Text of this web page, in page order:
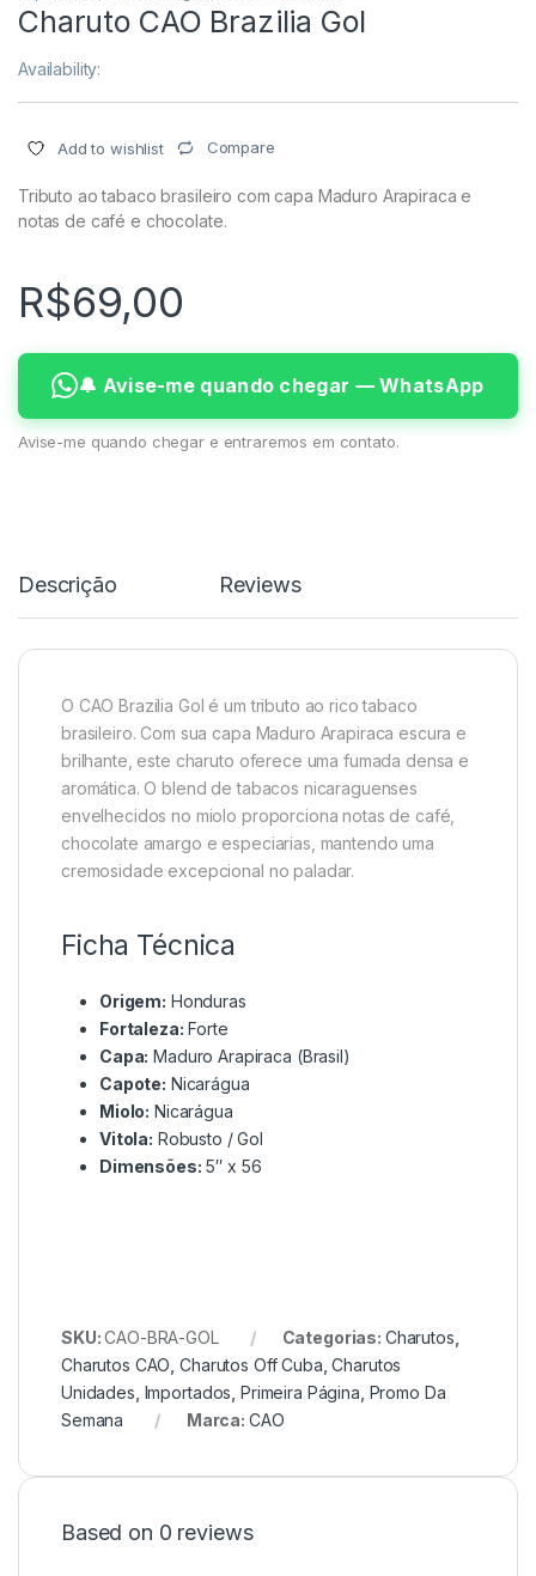
Charuto CAO Brazilia Gol
Availability:
Add to wishlist Compare
Tributo ao tabaco brasileiro com capa Maduro Arapiraca e
notas de café e chocolate.
R$69,00
🔔 Avise-me quando chegar — WhatsApp
Avise-me quando chegar e entraremos em contato.
Descrição Reviews
O CAO Brazilia Gol é um tributo ao rico tabaco
brasileiro. Com sua capa Maduro Arapiraca escura e
brilhante, este charuto oferece uma fumada densa e
aromática. O blend de tabacos nicaraguenses
envelhecidos no miolo proporciona notas de café,
chocolate amargo e especiarias, mantendo uma
cremosidade excepcional no paladar.
Ficha Técnica
Origem: Honduras
Fortaleza: Forte
Capa: Maduro Arapiraca (Brasil)
Capote: Nicarágua
Miolo: Nicarágua
Vitola: Robusto / Gol
Dimensões: 5″ x 56
SKU:CAO-BRA-GOL Categorias: Charutos
Charutos CAO ,Charutos Off Cuba ,Charutos
Unidades Importados Primeira Página Promo Da
Semana
Marca: CAO
Based on 0 reviews